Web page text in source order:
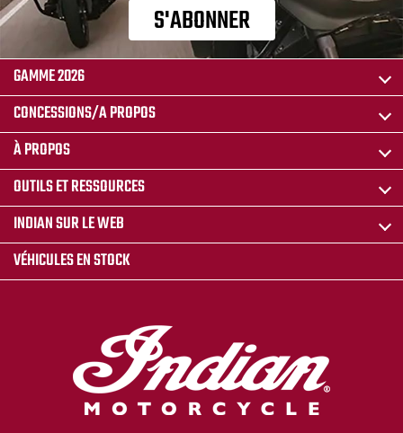
S'ABONNER
GAMME 2026
CONCESSIONS/A PROPOS
À PROPOS
OUTILS ET RESSOURCES
INDIAN SUR LE WEB
VÉHICULES EN STOCK